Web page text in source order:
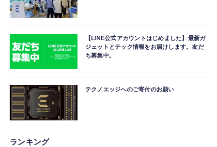
【LINE公式アカウントはじめました】最新ガ
ジェットとテック情報をお届けします。友だ
ち募集中。
テクノエッジへのご寄付のお願い
ランキング